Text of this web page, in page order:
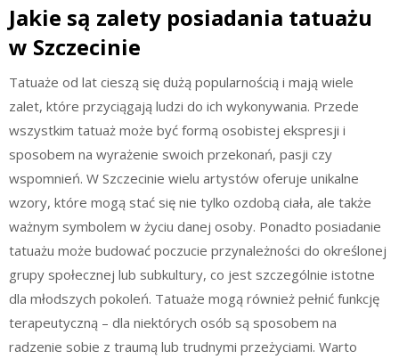
Jakie są zalety posiadania tatuażu
w Szczecinie
Tatuaże od lat cieszą się dużą popularnością i mają wiele
zalet, które przyciągają ludzi do ich wykonywania. Przede
wszystkim tatuaż może być formą osobistej ekspresji i
sposobem na wyrażenie swoich przekonań, pasji czy
wspomnień. W Szczecinie wielu artystów oferuje unikalne
wzory, które mogą stać się nie tylko ozdobą ciała, ale także
ważnym symbolem w życiu danej osoby. Ponadto posiadanie
tatuażu może budować poczucie przynależności do określonej
grupy społecznej lub subkultury, co jest szczególnie istotne
dla młodszych pokoleń. Tatuaże mogą również pełnić funkcję
terapeutyczną – dla niektórych osób są sposobem na
radzenie sobie z traumą lub trudnymi przeżyciami. Warto